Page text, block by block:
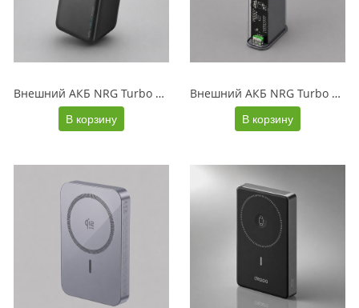
Внешний АКБ NRG Turbo V4 30000 мА-ч, дисплей, черный, Deppa
В корзину
Внешний АКБ NRG Turbo TR 20000 мА-ч, 20Вт, дисплей, прозрачный
В корзину